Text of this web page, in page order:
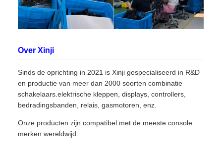
Over Xinji
Sinds de oprichting in 2021 is Xinji gespecialiseerd in R&D
en productie van meer dan 2000 soorten combinatie
schakelaars.elektrische kleppen, displays, controllers,
bedradingsbanden, relais, gasmotoren, enz.
Onze producten zijn compatibel met de meeste console
merken wereldwijd.